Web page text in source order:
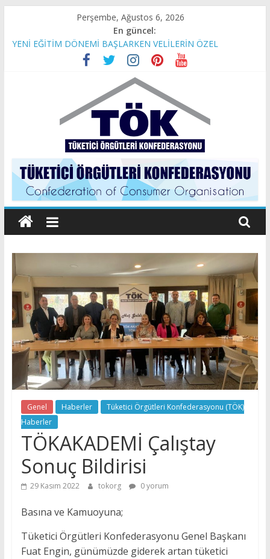
content
Perşembe, Ağustos 6, 2026
En güncel:
YENİ EĞİTİM DÖNEMİ BAŞLARKEN VELİLERİN ÖZEL
OKULLAR İLE SINAVI
İBB BAŞKAN VEKİLİ SAYIN NURİ ASLAN’A AÇIK MEKTUP
Son 4 yılda Temel Gıda Maddelerinin Hayatımıza Etkileri
TÜKETİCİ HAKLARI GERİYE GÖTÜRÜLEMEZ!
Tüketici
Örgütleri
Konfederasyonu
(TÖK)
Tüketici
Örgütleri
Konfederasyonu
(TÖK)
Genel Haberler
Tüketici Örgütleri Konfederasyonu (TÖK)
Haberler
TÖKAKADEMİ Çalıştay
Sonuç Bildirisi
29 Kasım 2022 tokorg 0 yorum
Basına ve Kamuoyuna;
Tüketici Örgütleri Konfederasyonu Genel Başkanı
Fuat Engin, günümüzde giderek artan tüketici